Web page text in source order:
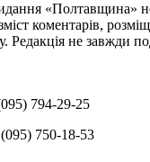
«Полтавщина»
коментарів,
Редакція не завжди
794-29-25
(095) 750-18-53